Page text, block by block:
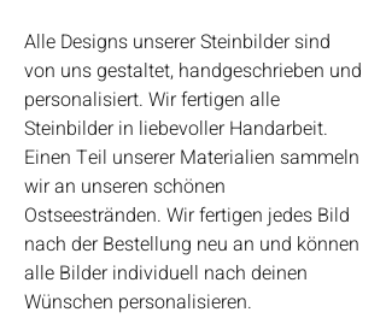
Alle Designs unserer Steinbilder sind
von uns gestaltet, handgeschrieben und
personalisiert. Wir fertigen alle
Steinbilder in liebevoller Handarbeit.
Einen Teil unserer Materialien sammeln
wir an unseren schönen
Ostseestränden. Wir fertigen jedes Bild
nach der Bestellung neu an und können
alle Bilder individuell nach deinen
Wünschen personalisieren.